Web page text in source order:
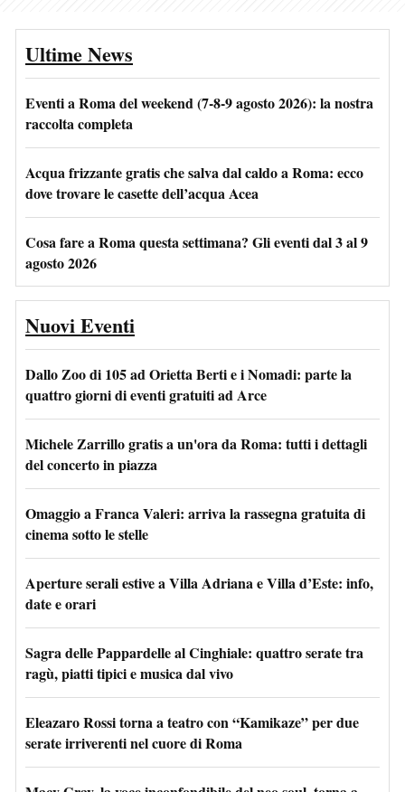
Ultime News
Eventi a Roma del weekend (7-8-9 agosto 2026): la nostra
raccolta completa
Acqua frizzante gratis che salva dal caldo a Roma: ecco
dove trovare le casette dell’acqua Acea
Cosa fare a Roma questa settimana? Gli eventi dal 3 al 9
agosto 2026
Nuovi Eventi
Dallo Zoo di 105 ad Orietta Berti e i Nomadi: parte la
quattro giorni di eventi gratuiti ad Arce
Michele Zarrillo gratis a un'ora da Roma: tutti i dettagli
del concerto in piazza
Omaggio a Franca Valeri: arriva la rassegna gratuita di
cinema sotto le stelle
Aperture serali estive a Villa Adriana e Villa d’Este: info,
date e orari
Sagra delle Pappardelle al Cinghiale: quattro serate tra
ragù, piatti tipici e musica dal vivo
Eleazaro Rossi torna a teatro con “Kamikaze” per due
serate irriverenti nel cuore di Roma